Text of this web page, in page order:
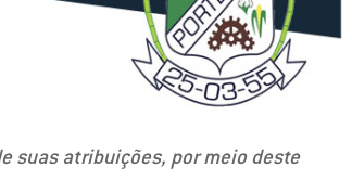
suas atribuições, por meio deste